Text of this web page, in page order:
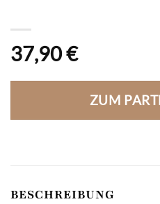
37,90€
ZUM
BESCHREIBUNG